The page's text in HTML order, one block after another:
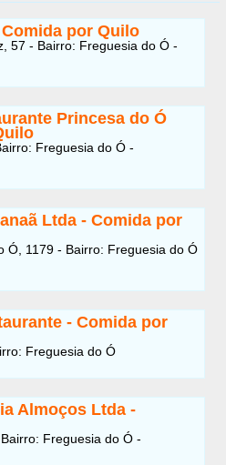
por Quilo
57 - Bairro: Freguesia do Ó -
Princesa do Ó
Freguesia do Ó -
Ltda - Comida por
Ó, 1179 - Bairro: Freguesia do Ó
- Comida por
Freguesia do Ó
Almoços Ltda -
Freguesia do Ó -